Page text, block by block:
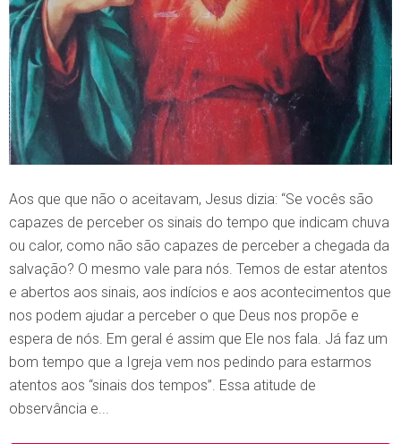
Aos que que não o aceitavam, Jesus dizia: “Se vocês são
capazes de perceber os sinais do tempo que indicam chuva
ou calor, como não são capazes de perceber a chegada da
salvação? O mesmo vale para nós. Temos de estar atentos
e abertos aos sinais, aos indícios e aos acontecimentos que
nos podem ajudar a perceber o que Deus nos propõe e
espera de nós. Em geral é assim que Ele nos fala. Já faz um
bom tempo que a Igreja vem nos pedindo para estarmos
atentos aos “sinais dos tempos”. Essa atitude de
observância e...